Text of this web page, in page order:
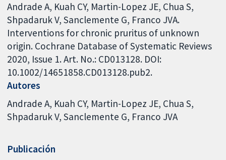
Andrade A, Kuah CY, Martin-Lopez JE, Chua S,
Shpadaruk V, Sanclemente G, Franco JVA.
Interventions for chronic pruritus of unknown
origin. Cochrane Database of Systematic Reviews
2020, Issue 1. Art. No.: CD013128. DOI:
10.1002/14651858.CD013128.pub2.
Autores
Andrade A Kuah CY Martin-Lopez JE Chua S
Shpadaruk V Sanclemente G Franco JVA
Publicación